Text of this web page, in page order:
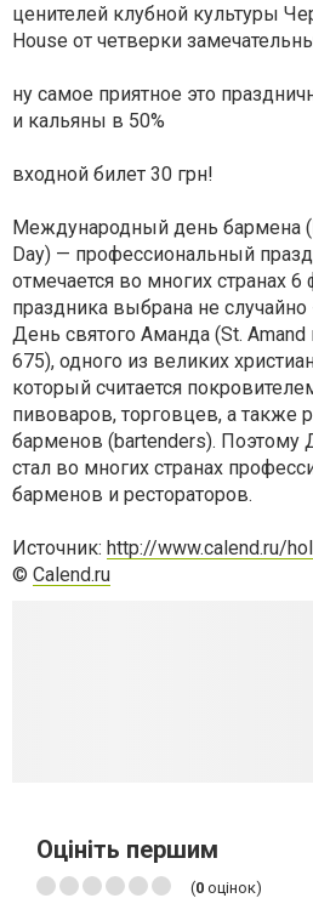
ценителей клубной культуры
House от четверки
ну самое приятное это
и кальяны в 50%
входной билет 30 грн!
Международный день бармена
Day) — профессиональный
отмечается во многих странах
праздника выбрана не
День святого Аманда (St. Amand
675), одного из великих
который считается
пивоваров, торговцев, а также
барменов (bartenders). Поэтому
стал во многих странах
барменов и рестораторов.
Источник: http://www.calend.ru/
© Calend.ru
Оцініть першим
(0 оцінок)